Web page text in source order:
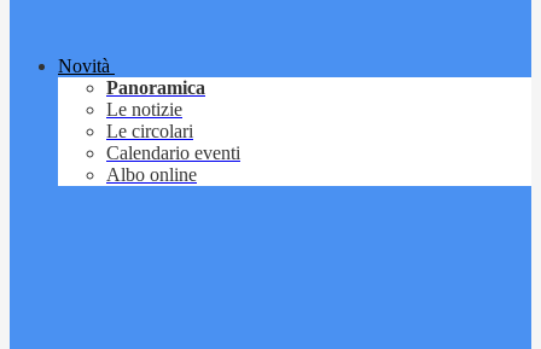
Novità
Panoramica
Le notizie
Le circolari
Calendario eventi
Albo online